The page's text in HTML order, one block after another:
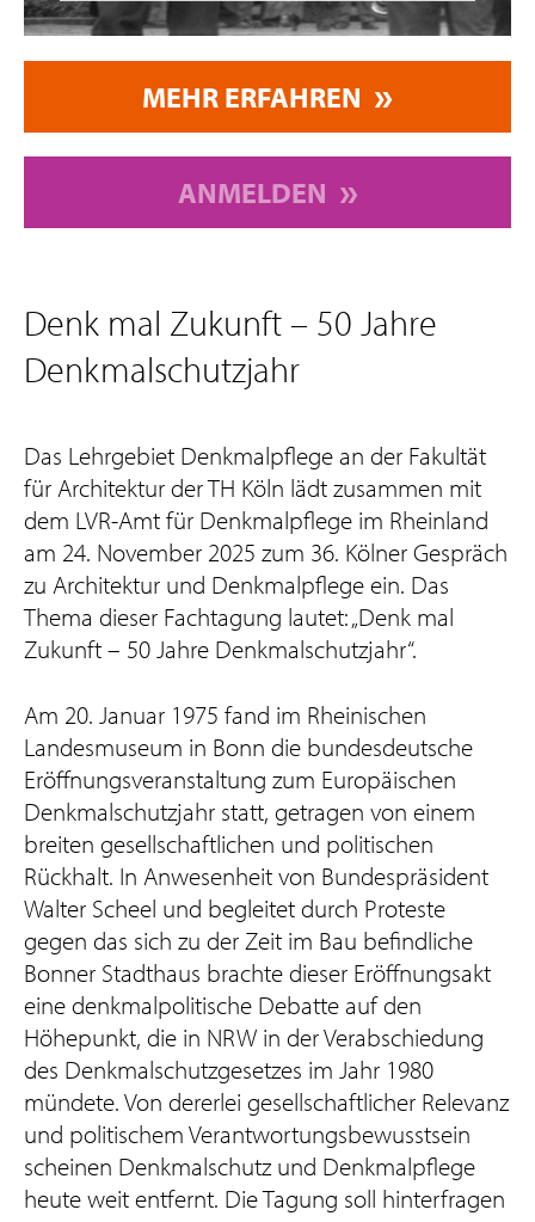
MEHR ERFAHREN
ANMELDEN
Denk mal Zukunft – 50 Jahre
Denkmalschutzjahr
Das Lehrgebiet Denkmalpflege an der Fakultät
für Architektur der TH Köln lädt zusammen mit
dem LVR-Amt für Denkmalpflege im Rheinland
am 24. November 2025 zum 36. Kölner Gespräch
zu Architektur und Denkmalpflege ein. Das
Thema dieser Fachtagung lautet: „Denk mal
Zukunft – 50 Jahre Denkmalschutzjahr“.
Am 20. Januar 1975 fand im Rheinischen
Landesmuseum in Bonn die bundesdeutsche
Eröffnungsveranstaltung zum Europäischen
Denkmalschutzjahr statt, getragen von einem
breiten gesellschaftlichen und politischen
Rückhalt. In Anwesenheit von Bundespräsident
Walter Scheel und begleitet durch Proteste
gegen das sich zu der Zeit im Bau befindliche
Bonner Stadthaus brachte dieser Eröffnungsakt
eine denkmalpolitische Debatte auf den
Höhepunkt, die in NRW in der Verabschiedung
des Denkmalschutzgesetzes im Jahr 1980
mündete. Von dererlei gesellschaftlicher Relevanz
und politischem Verantwortungsbewusstsein
scheinen Denkmalschutz und Denkmalpflege
heute weit entfernt. Die Tagung soll hinterfragen